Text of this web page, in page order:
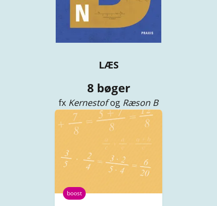
LÆS
8 bøger
fx Kernestofog Ræson B
boost